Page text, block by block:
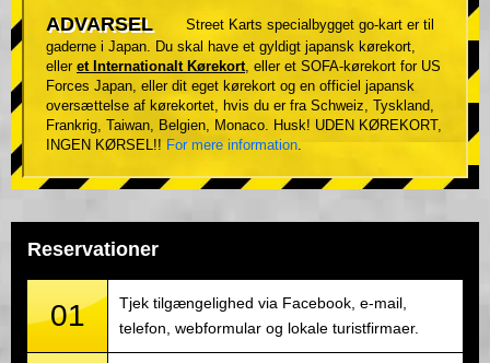
ADVARSEL
Street Karts specialbygget go-kart er til
gaderne i Japan. Du skal have et gyldigt japansk kørekort,
eller et Internationalt Kørekort, eller et SOFA-kørekort for US
Forces Japan, eller dit eget kørekort og en officiel japansk
oversættelse af kørekortet, hvis du er fra Schweiz, Tyskland,
Frankrig, Taiwan, Belgien, Monaco. Husk! UDEN KØREKORT,
INGEN KØRSEL!! For mere information.
Reservationer
01
Tjek tilgængelighed via Facebook, e-mail,
telefon, webformular og lokale turistfirmaer.